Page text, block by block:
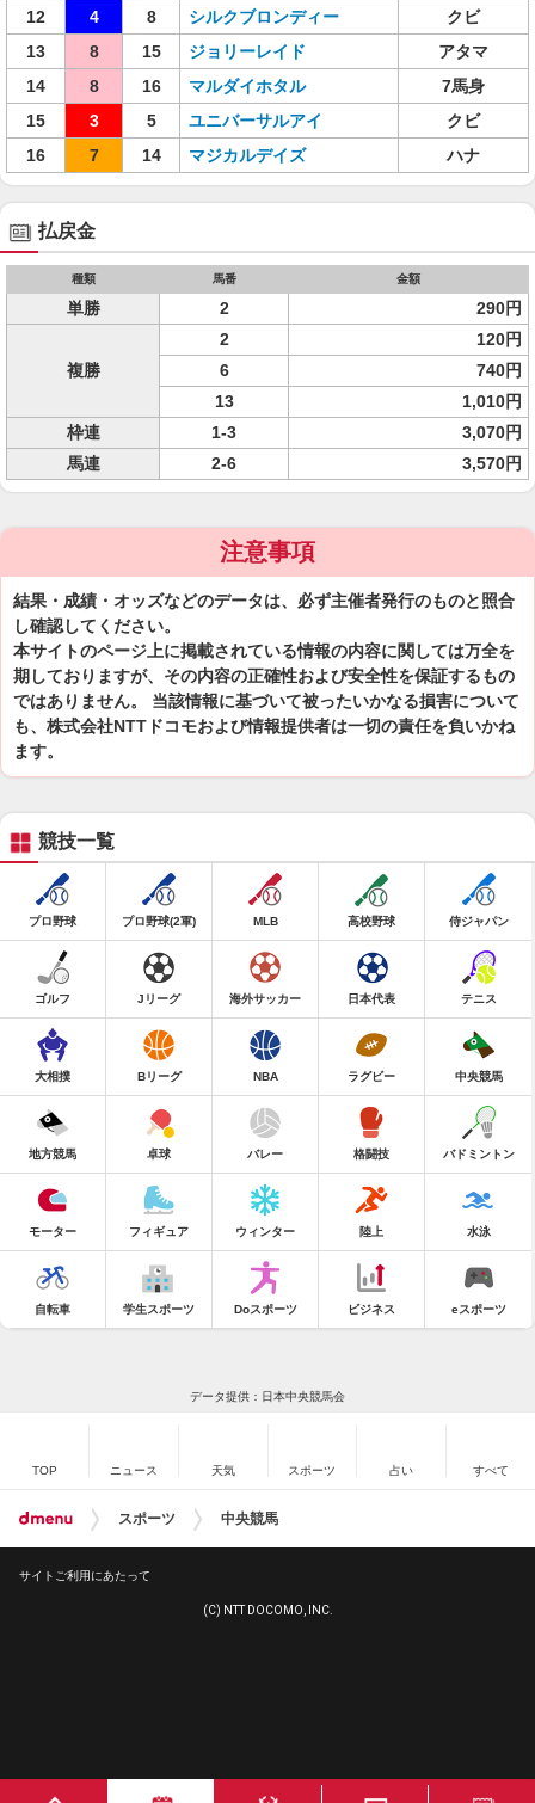
12
4 8 シルクブロンディー
クビ
13
8 15 ジョリーレイド
アタマ
14
8 16 マルダイホタル
7馬身
15
3 5 ユニバーサルアイ
クビ
16
7 14 マジカルデイズ ハナ
払戻金
種類 馬番 金額
単勝 2 290円
複勝
2
120円
6
740円
13
1,010円
枠連
1-3
3,070円
馬連
2-6 3,570円
注意事項
結果・成績・オッズなどのデータは、必ず主催者発行のものと照合
し確認してください。
本サイトのページ上に掲載されている情報の内容に関しては万全を
期しておりますが、その内容の正確性および安全性を保証するもの
ではありません。 当該情報に基づいて被ったいかなる損害について
も、株式会社NTTドコモおよび情報提供者は一切の責任を負いかね
ます。
競技一覧
プロ野球 プロ野球(2軍) MLB 高校野球 侍ジャパン
ゴルフ Jリーグ 海外サッカー 日本代表 テニス
大相撲 Bリーグ NBA ラグビー 中央競馬
地方競馬 卓球 バレー 格闘技 バドミントン
モーター フィギュア ウィンター 陸上 水泳
自転車 学生スポーツ Doスポーツ ビジネス eスポーツ
データ提供：日本中央競馬会
TOP ニュース 天気 スポーツ 占い すべて
スポーツ 中央競馬
サイトご利用にあたって
(C) NTT DOCOMO, INC.